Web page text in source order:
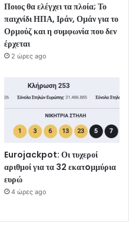
Ποιος θα ελέγχει τα πλοία; Το
παιχνίδι ΗΠΑ, Ιράν, Ομάν για το
Ορμούζ και η συμφωνία που δεν
έρχεται
2 ώρες ago
Eurojackpot: Οι τυχεροί
αριθμοί για τα 32 εκατoμμύρια
ευρώ
4 ώρες ago